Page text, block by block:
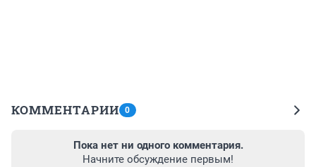
КОММЕНТАРИИ 0
Пока нет ни одного комментария.
Начните обсуждение первым!